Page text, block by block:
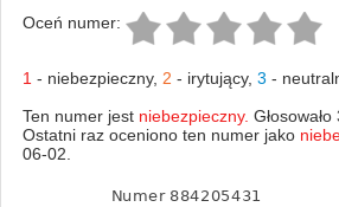
Oceń numer:
1 - niebezpieczny, 2 - irytujący, 3 -
Ten numer jest niebezpieczny.
Ostatni raz oceniono ten numer jako
06-02.